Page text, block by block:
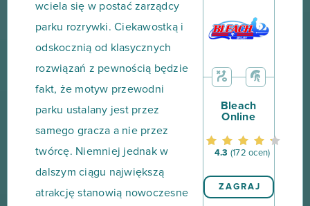
wciela się w postać zarządcy
parku rozrywki. Ciekawostką i
odskocznią od klasycznych
rozwiązań z pewnością będzie
fakt, że motyw przewodni
parku ustalany jest przez
samego gracza a nie przez
twórcę. Niemniej jednak w
dalszym ciągu największą
atrakcję stanowią nowoczesne
Bleach
Online
4.3 (172 ocen)
ZAGRAJ